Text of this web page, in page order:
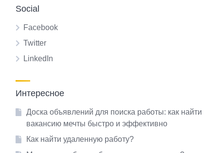
Social
Facebook
Twitter
LinkedIn
Интересное
Доска объявлений для поиска работы: как найти
вакансию мечты быстро и эффективно
Как найти удаленную работу?